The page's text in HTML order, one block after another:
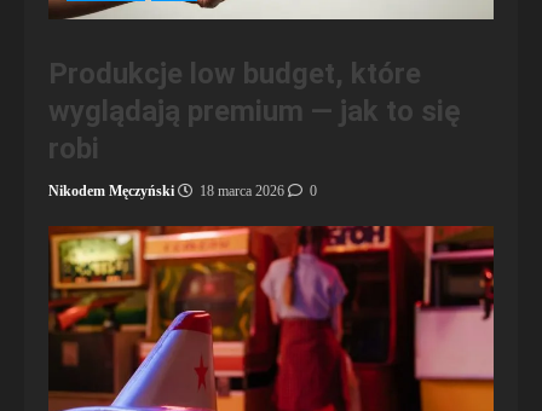
Produkcje low budget, które
wyglądają premium — jak to się
robi
Nikodem Męczyński 18 marca 2026 0